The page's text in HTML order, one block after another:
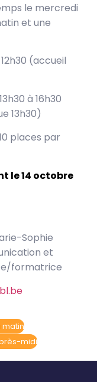
le mercredi
et une
(accueil
à 16h30
13h30)
places par
le 14 octobre
Sophie
et
formatrice
matin
midi